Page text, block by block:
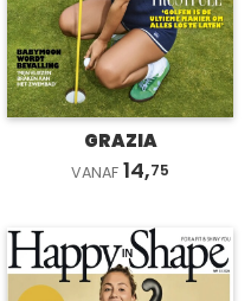
GRAZIA
VANAF 14,75